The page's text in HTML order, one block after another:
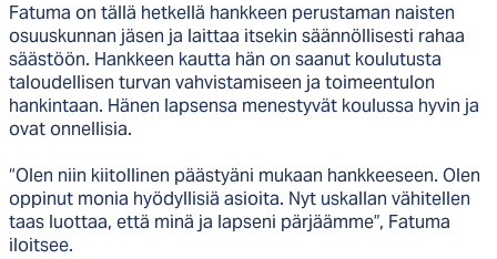
Fatuma on tällä hetkellä hankkeen perustaman naisten
osuuskunnan jäsen ja laittaa itsekin säännöllisesti rahaa
säästöön. Hankkeen kautta hän on saanut koulutusta
taloudellisen turvan vahvistamiseen ja toimeentulon
hankintaan. Hänen lapsensa menestyvät koulussa hyvin ja
ovat onnellisia.
“Olen niin kiitollinen päästyäni mukaan hankkeeseen. Olen
oppinut monia hyödyllisiä asioita. Nyt uskallan vähitellen
taas luottaa, että minä ja lapseni pärjäämme”, Fatuma
iloitsee.